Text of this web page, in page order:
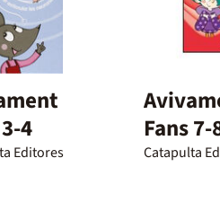
4
Editores
Fans 7-
Catapulta